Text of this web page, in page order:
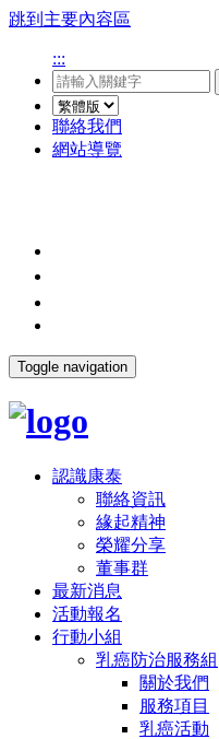
跳到主要內容區
:::
聯絡我們
網站導覽
Toggle navigation
認識康泰
聯絡資訊
緣起精神
榮耀分享
董事群
最新消息
活動報名
行動小組
乳癌防治服務組
關於我們
服務項目
乳癌活動